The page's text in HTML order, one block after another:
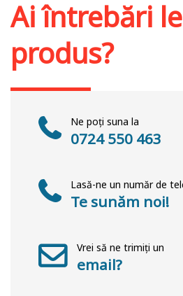
Ai întrebări
produs?
Ne poți suna la
0724 550 463
Lasă-ne un număr de
Te sunăm noi!
Vrei să ne trimiți un
email?